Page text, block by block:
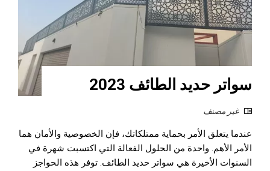
سواتر حديد الطائف 2023
غير مصنف
عندما يتعلق الأمر بحماية ممتلكاتك، فإن الخصوصية والأمان هما
الأمر الأهم. واحدة من الحلول الفعالة التي اكتسبت شهرة في
السنوات الأخيرة هي سواتر حديد الطائف. توفر هذه الحواجز